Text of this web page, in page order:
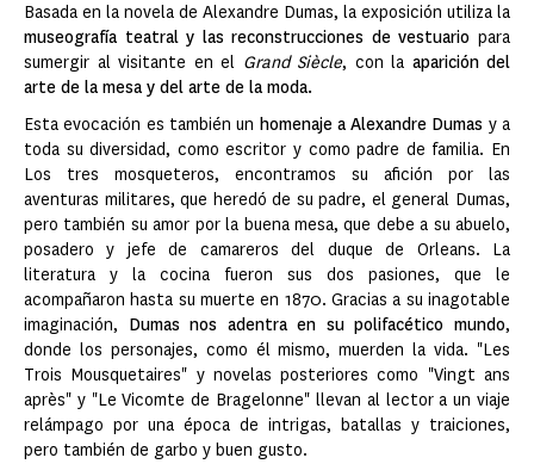
Basada en la novela de Alexandre Dumas, la exposición utiliza la
museografía teatral y las reconstrucciones de vestuario para
sumergir al visitante en el Grand Siècle, con la aparición del
arte de la mesa y del arte de la moda.
Esta evocación es también un homenaje a Alexandre Dumas y a
toda su diversidad, como escritor y como padre de familia. En
Los tres mosqueteros, encontramos su afición por las
aventuras militares, que heredó de su padre, el general Dumas,
pero también su amor por la buena mesa, que debe a su abuelo,
posadero y jefe de camareros del duque de Orleans. La
literatura y la cocina fueron sus dos pasiones, que le
acompañaron hasta su muerte en 1870. Gracias a su inagotable
imaginación, Dumas nos adentra en su polifacético mundo,
donde los personajes, como él mismo, muerden la vida. "Les
Trois Mousquetaires" y novelas posteriores como "Vingt ans
après" y "Le Vicomte de Bragelonne" llevan al lector a un viaje
relámpago por una época de intrigas, batallas y traiciones,
pero también de garbo y buen gusto.